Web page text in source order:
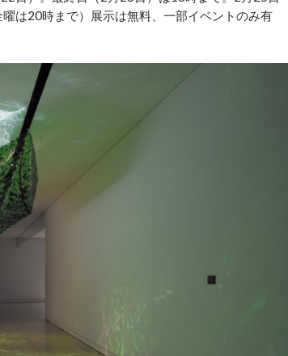
は20時まで）展示は無料、一部イベントのみ有